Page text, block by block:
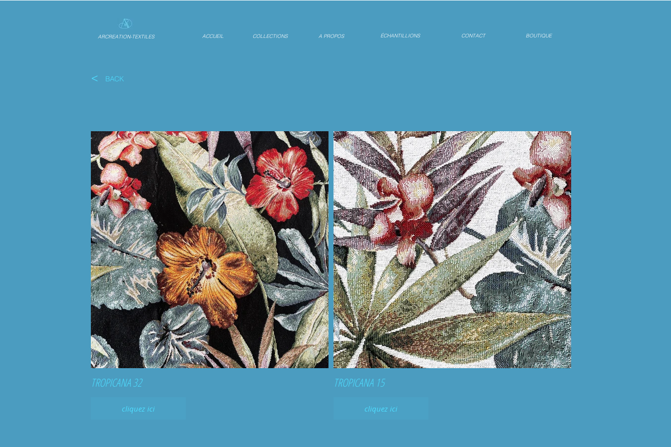
ARCREATION-TEXTILES ACCUEIL COLLECTIONS A PROPOS ÉCHANTILLIONS CONTACT BOUTIQUE
< BACK
TROPICANA 32
cliquez ici
TROPICANA 15
cliquez ici